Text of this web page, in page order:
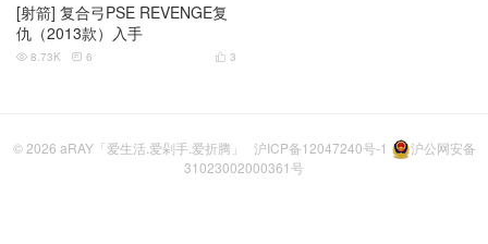
[射箭] 复合弓PSE REVENGE复
仇（2013款）入手
 3
 8.73K  6
© 2026 aRAY「爱生活.爱剁手.爱折腾」 沪ICP备12047240号-1
沪公网安备
31023002000361号